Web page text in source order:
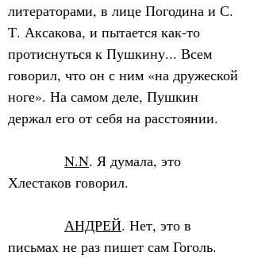
литераторами, в лице Погодина и С.
Т. Аксакова, и пытается как-то
протиснуться к Пушкину... Всем
говорил, что он с ним «на дружеской
ноге». На самом деле, Пушкин
держал его от себя на расстоянии.
N.N. Я думала, это
Хлестаков говорил.
АНДРЕЙ. Нет, это в
письмах не раз пишет сам Гоголь.